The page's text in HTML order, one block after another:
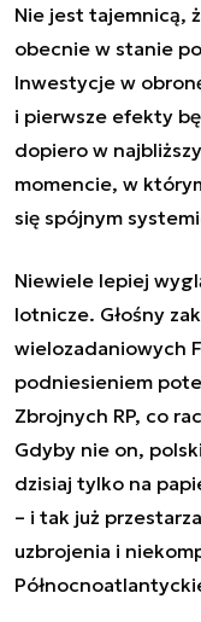
Nie jest tajemnicą,
obecnie w stanie
Inwestycje w
i pierwsze efekty
dopiero w
momencie, w
się spójnym
Niewiele lepiej
lotnicze. Głośny
wielozadaniowych
podniesieniem
Zbrojnych RP, co
Gdyby nie on,
dzisiaj tylko na
– i tak już
uzbrojenia i